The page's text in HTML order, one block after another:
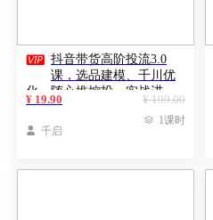
 抖音带货高阶投流3.0
课，选品建模、千川优
化、随心推控投，实战进
阶，实现起品率50%，ROI超
5
¥ 199.00
¥ 19.90
 千启
 1课时